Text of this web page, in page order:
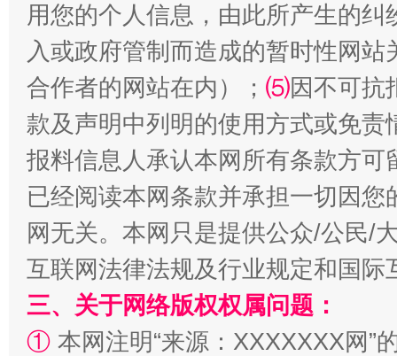
用您的个人信息，由此所产生的纠
入或政府管制而造成的暂时性网
合作者的网站在内）； ⑸因不可抗
款及声明中列明的使用方式或免责
报料信息人承认本网所有条款方
已经阅读本网条款并承担一切因
网无关。本网只是提供公众/公民/
互联网法律法规及行业规定和国
三、关于网络版权权属问题：
① 本网注明“来源：XXXXXXX网”